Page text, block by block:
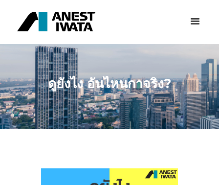
ดูยังไง อันไหนกาจริง?